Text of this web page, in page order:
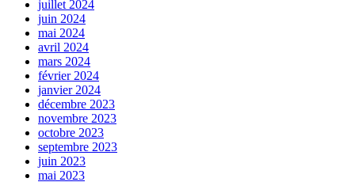
juillet 2024
juin 2024
mai 2024
avril 2024
mars 2024
février 2024
janvier 2024
décembre 2023
novembre 2023
octobre 2023
septembre 2023
juin 2023
mai 2023